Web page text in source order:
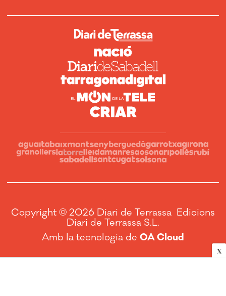
X
Copyright © 2026 Diari de Terrassa Edicions
Diari de Terrassa S.L.
Amb la tecnologia de OA Cloud